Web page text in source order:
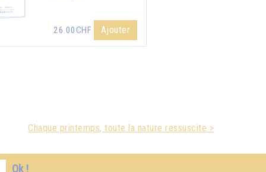
26.00CHF Ajouter
Chaque printemps, toute la nature ressuscite >
Ok !